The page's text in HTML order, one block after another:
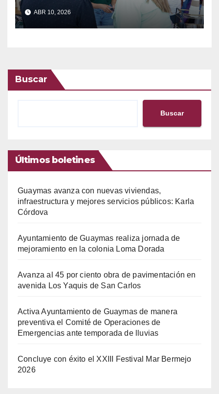
en Guaymas 2026
ABR 10, 2026
Buscar
Buscar
Últimos boletines
Guaymas avanza con nuevas viviendas,
infraestructura y mejores servicios públicos: Karla
Córdova
Ayuntamiento de Guaymas realiza jornada de
mejoramiento en la colonia Loma Dorada
Avanza al 45 por ciento obra de pavimentación en
avenida Los Yaquis de San Carlos
Activa Ayuntamiento de Guaymas de manera
preventiva el Comité de Operaciones de
Emergencias ante temporada de lluvias
Concluye con éxito el XXIII Festival Mar Bermejo
2026